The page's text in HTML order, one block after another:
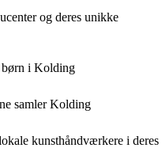
og deres unikke
børn i Kolding
samler Kolding
kunsthåndværkere i deres